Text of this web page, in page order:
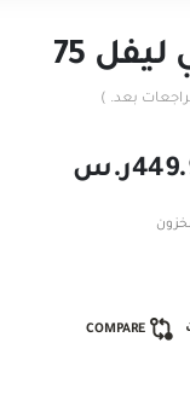
75
بعد. )
ر.س
COMPARE